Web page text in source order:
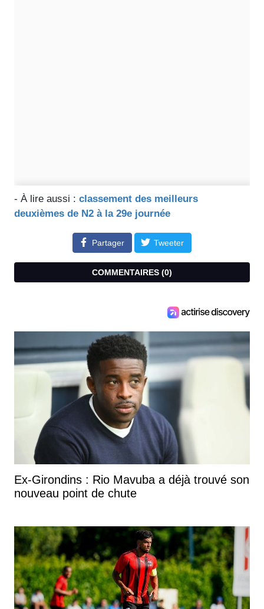
- À lire aussi : classement des meilleurs
deuxièmes de N2 à la 29e journée
Partager Tweeter
COMMENTAIRES (0)
Ex-Girondins : Rio Mavuba a déjà trouvé son
nouveau point de chute